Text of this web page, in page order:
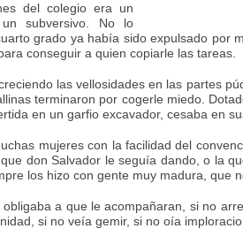
del colegio era un
subversivo. No lo
grado ya había sido expulsado por
conseguir a quien copiarle las tareas.
las vellosidades en las partes
terminaron por cogerle miedo.
en un garfio excavador, cesaba en
mujeres con la facilidad del
don Salvador le seguía dando, o la
los hizo con gente muy madura, que
a que le acompañaran, si no
si no veía gemir, si no oía